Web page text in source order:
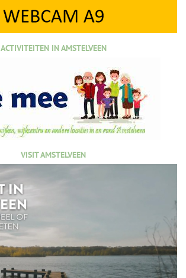
ACTIVITEITEN IN AMSTELVEEN
VISIT AMSTELVEEN